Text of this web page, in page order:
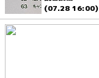
(07.28 16:00)